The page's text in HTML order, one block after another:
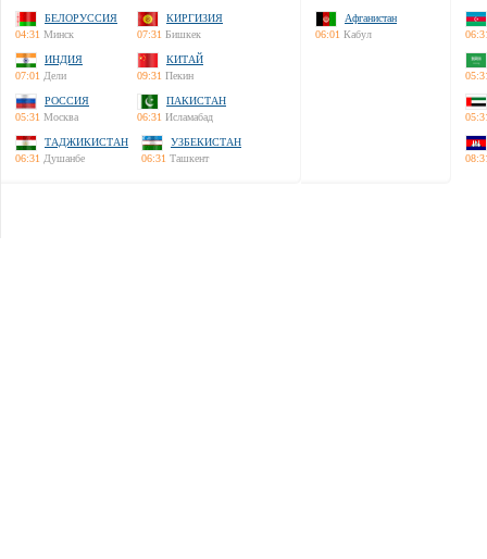
БЕЛОРУССИЯ
04:31 Минск
КИРГИЗИЯ
07:31 Бишкек
ИНДИЯ
07:01 Дели
КИТАЙ
09:31 Пекин
РОССИЯ
05:31 Москва
ПАКИСТАН
06:31 Исламабад
ТАДЖИКИСТАН
06:31 Душанбе
УЗБЕКИСТАН
06:31 Ташкент
Афганистан
06:01 Кабул